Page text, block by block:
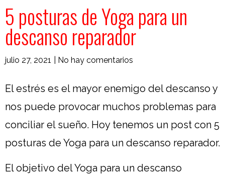
5 posturas de Yoga para un
descanso reparador
julio 27, 2021 No hay comentarios
El estrés es el mayor enemigo del descanso y
nos puede provocar muchos problemas para
conciliar el sueño. Hoy tenemos un post con 5
posturas de Yoga para un descanso reparador.
El objetivo del Yoga para un descanso